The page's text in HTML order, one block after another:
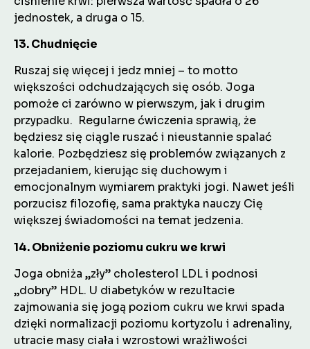
jednostek, a druga o 15.
13. Chudnięcie
Ruszaj się więcej i jedz mniej – to motto
większości odchudzających się osób. Joga
pomoże ci zarówno w pierwszym, jak i drugim
przypadku. Regularne ćwiczenia sprawią, że
będziesz się ciągle ruszać i nieustannie spalać
kalorie. Pozbędziesz się problemów związanych z
przejadaniem, kierując się duchowym i
emocjonalnym wymiarem praktyki jogi. Nawet jeśli
porzucisz filozofię, sama praktyka nauczy Cię
większej świadomości na temat jedzenia.
14. Obniżenie poziomu cukru we krwi
Joga obniża „zły” cholesterol LDL i podnosi
„dobry” HDL. U diabetyków w rezultacie
zajmowania się jogą poziom cukru we krwi spada
dzięki normalizacji poziomu kortyzolu i adrenaliny,
utracie masy ciała i wzrostowi wrażliwości